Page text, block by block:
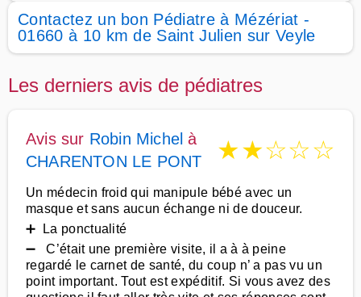
Contactez un bon Pédiatre à Mézériat -
01660 à 10 km de Saint Julien sur Veyle
Les derniers avis de pédiatres
Avis sur Robin Michel à
CHARENTON LE PONT
★★☆☆☆
Un médecin froid qui manipule bébé avec un
masque et sans aucun échange ni de douceur.
➕ La ponctualité
➖ C’était une première visite, il a à à peine
regardé le carnet de santé, du coup n’ a pas vu un
point important. Tout est expéditif. Si vous avez des